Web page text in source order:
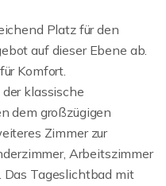
Platz für den
auf dieser Ebene ab.
Komfort.
klassische
dem großzügigen
Zimmer zur
Arbeitszimmer
Das Tageslichtbad mit